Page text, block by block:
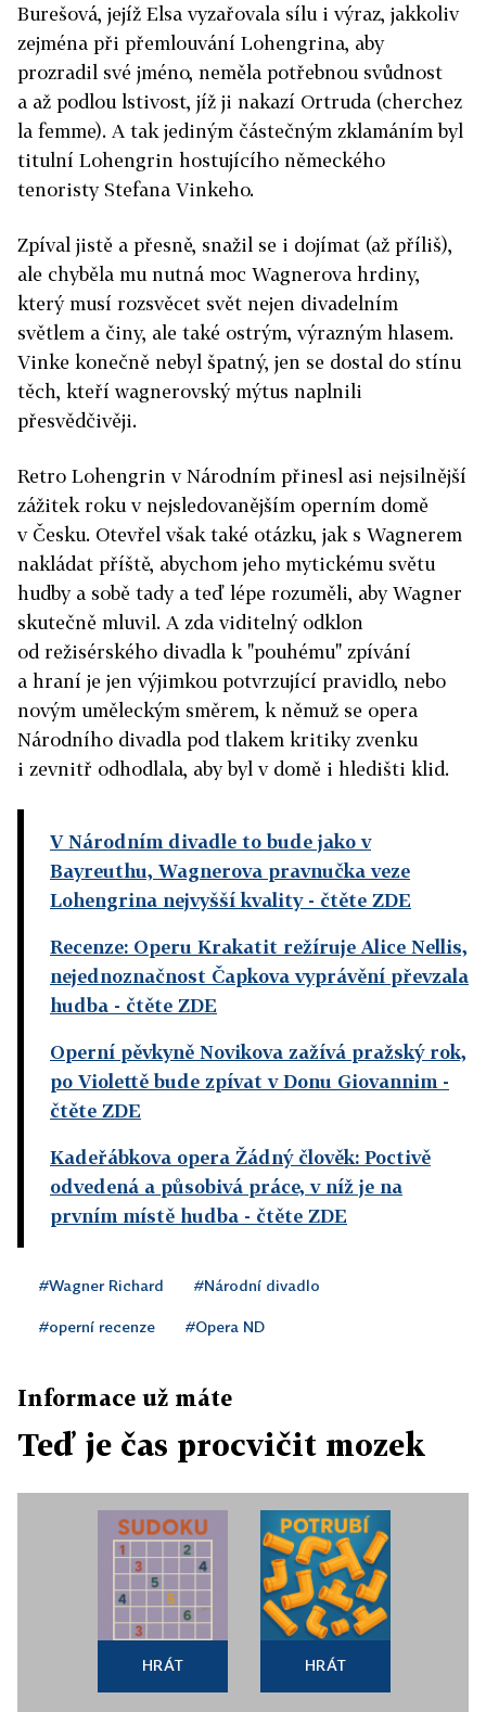
Burešová, jejíž Elsa vyzařovala sílu i výraz, jakkoliv
zejména při přemlouvání Lohengrina, aby
prozradil své jméno, neměla potřebnou svůdnost
a až podlou lstivost, jíž ji nakazí Ortruda (cherchez
la femme). A tak jediným částečným zklamáním byl
titulní Lohengrin hostujícího německého
tenoristy Stefana Vinkeho.
Zpíval jistě a přesně, snažil se i dojímat (až příliš),
ale chyběla mu nutná moc Wagnerova hrdiny,
který musí rozsvěcet svět nejen divadelním
světlem a činy, ale také ostrým, výrazným hlasem.
Vinke konečně nebyl špatný, jen se dostal do stínu
těch, kteří wagnerovský mýtus naplnili
přesvědčivěji.
Retro Lohengrin v Národním přinesl asi nejsilnější
zážitek roku v nejsledovanějším operním domě
v Česku. Otevřel však také otázku, jak s Wagnerem
nakládat příště, abychom jeho mytickému světu
hudby a sobě tady a teď lépe rozuměli, aby Wagner
skutečně mluvil. A zda viditelný odklon
od režisérského divadla k "pouhému" zpívání
a hraní je jen výjimkou potvrzující pravidlo, nebo
novým uměleckým směrem, k němuž se opera
Národního divadla pod tlakem kritiky zvenku
i zevnitř odhodlala, aby byl v domě i hledišti klid.
V Národním divadle to bude jako v
Bayreuthu, Wagnerova pravnučka veze
Lohengrina nejvyšší kvality- čtěte ZDE
Recenze: Operu Krakatit režíruje Alice Nellis,
nejednoznačnost Čapkova vyprávění převzala
hudba - čtěte ZDE
Operní pěvkyně Novikova zažívá pražský rok,
po Violettě bude zpívat v Donu Giovannim -
čtěte ZDE
Kadeřábkova opera Žádný člověk: Poctivě
odvedená a působivá práce, v níž je na
prvním místě hudba - čtěte ZDE
#Wagner Richard #Národní divadlo
#operní recenze #Opera ND
Informace už máte
Teď je čas procvičit mozek
HRÁT HRÁT